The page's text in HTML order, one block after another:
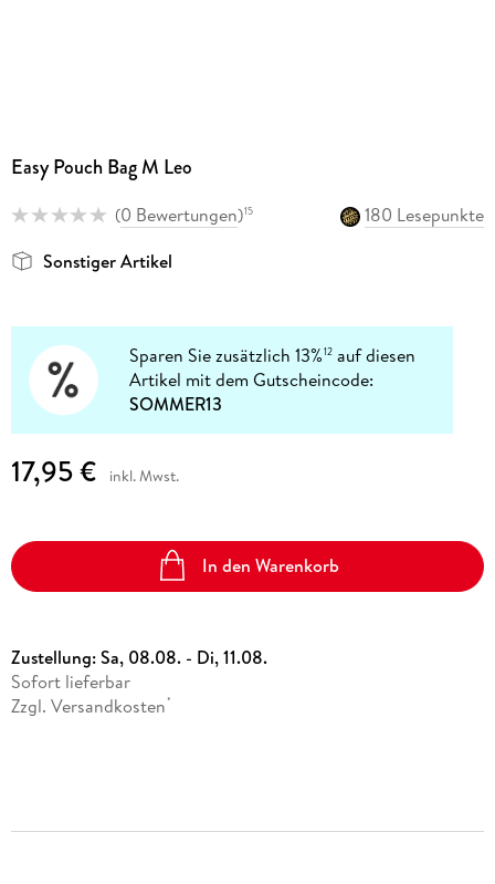
Easy Pouch Bag M Leo
(0 Bewertungen)15
180 Lesepunkte
Sonstiger Artikel
Sparen Sie zusätzlich 13%12 auf diesen
Artikel mit dem Gutscheincode:
SOMMER13
17,95 € inkl. Mwst.
In den Warenkorb
Zustellung:Sa, 08.08. - Di, 11.08.
Sofort lieferbar
Zzgl. Versandkosten *